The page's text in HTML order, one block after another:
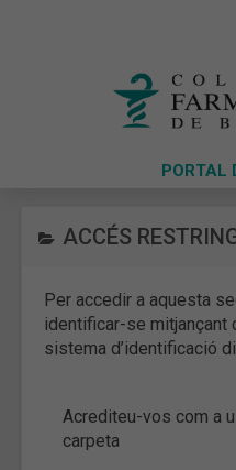
PORTAL
ACCÉS
Per accedir a aquesta
identificar-se mitjançant
sistema d’identificació
Acrediteu-vos com a
carpeta